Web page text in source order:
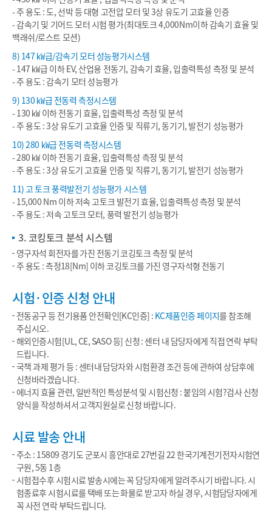
- 주 용도 : 도, 선박 등 대형 고전압 모터 및 3상 유도기 고효율 인증
- 감속기 및 기어드 모터 시험 평가(최대토크 4,000Nm이하 감속기 효율 및
백래쉬/로스트 모션)
8) 147 ㎾급/감속기 모터 성능평가시스템
- 147 ㎾급 이하 EV, 산업용 전동기, 감속기 효율, 입출력특성 측정 및 분석
- 주 용도 : 감속기 모터 성능평가
9) 130 ㎾급 전동력 측정시스템
- 130 ㎾ 이하 전동기 효율, 입출력특성 측정 및 분석
- 주 용도 : 3상 유도기 고효율 인증 및 직류기, 동기기, 발전기 성능평가
10) 280 ㎾급 전동력 측정시스템
- 280 ㎾ 이하 전동기 효율, 입출력특성 측정 및 분석
- 주 용도 : 3상 유도기 고효율 인증 및 직류기, 동기기, 발전기 성능평가
11) 고 토크 풍력발전기 성능평가 시스템
- 15,000 Nm 이하 저속 고토크 발전기 효율, 입출력특성 측정 및 분석
- 주 용도 : 저속 고토크 모터, 풍력 발전기 성능평가
3. 코킹토크 분석 시스템
영구자석 회전자를 가진 전동기 코깅토크 측정 및 분석
주 용도 : 측정18[Nm] 이하 코깅토크를 가진 영구자석형 전동기
시험·인증 신청 안내
전동공구 등 전기용품 안전확인[KC인증] : KC제품인증 페이지를 참조해
주십시오.
해외인증시험[UL, CE, SASO 등] 신청 : 센터 내 담당자에게 직접 연락 부탁
드립니다.
국책 과제 평가 등 : 센터내 담당자와 시험환경 조건 등에 관하여 상담후에
신청바라겠습니다.
에너지 효율 관련, 일반적인 특성분석 및 시험신청 : 붙임의 시험?검사 신청
양식을 작성하셔서 고객지원실로 신청 바랍니다.
시료 발송 안내
주소 : 15809 경기도 군포시 흥안대로 27번길 22 한국기계전기전자시험연
구원, 5동 1층
시험접수후 시험시료 발송시에는 꼭 담당자에게 알려주시기 바랍니다. 시
험종료후 시험시료를 택배 또는 화물로 받고자 하실 경우, 시험담당자에게
꼭 사전 연락 부탁드립니다.